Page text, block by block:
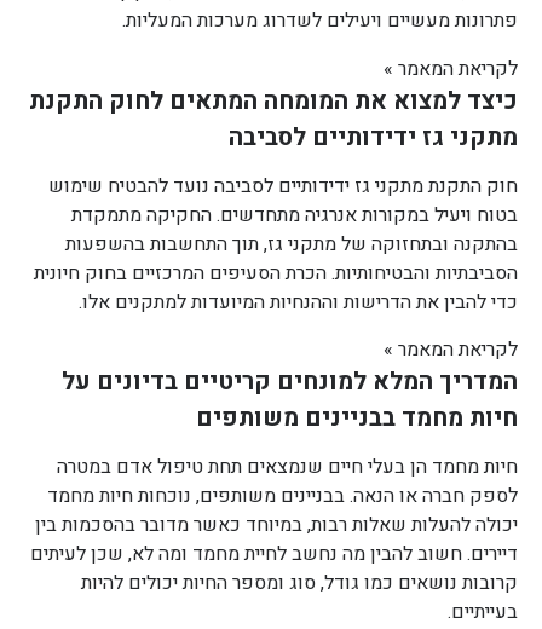
פתרונות מעשיים ויעילים לשדרוג מערכות המעליות.
לקריאת המאמר »
כיצד למצוא את המומחה המתאים לחוק התקנת
מתקני גז ידידותיים לסביבה
חוק התקנת מתקני גז ידידותיים לסביבה נועד להבטיח שימוש
בטוח ויעיל במקורות אנרגיה מתחדשים. החקיקה מתמקדת
בהתקנה ובתחזוקה של מתקני גז, תוך התחשבות בהשפעות
הסביבתיות והבטיחותיות. הכרת הסעיפים המרכזיים בחוק חיונית
כדי להבין את הדרישות וההנחיות המיועדות למתקנים אלו.
לקריאת המאמר »
המדריך המלא למונחים קריטיים בדיונים על
חיות מחמד בבניינים משותפים
חיות מחמד הן בעלי חיים שנמצאים תחת טיפול אדם במטרה
לספק חברה או הנאה. בבניינים משותפים, נוכחות חיות מחמד
יכולה להעלות שאלות רבות, במיוחד כאשר מדובר בהסכמות בין
דיירים. חשוב להבין מה נחשב לחיית מחמד ומה לא, שכן לעיתים
קרובות נושאים כמו גודל, סוג ומספר החיות יכולים להיות
בעייתיים.